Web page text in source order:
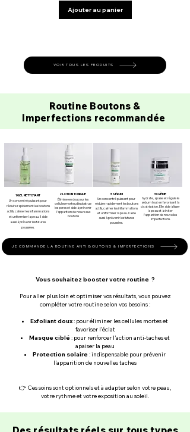
Ajouter au panier
VOIR TOUS LES PRODUITS
Routine Boutons &
Imperfections recommandée
1.GEL NETTOYANT
Un concentré puissant pour
réduire rapidement les boutons
actifs, calmer les inflammations
et uniformiser la peau. Il aide
aussi à prévenir les futures
poussées.
2.LOTION TONIQUE
Élimine en douceur les
cellules mortes,désobstrue
les pores et aide à prévenir
l'apparition de nouveaux
boutons
3. SÉRUM
Un concentré puissant pour
réduire rapidement les boutons
actifs, calmer les inflammations
et uniformiser la peau. Il aide
aussi à prévenir les futures
poussées.
3.CRÈME
hydrate, apaise et régule le
sébum tout en favorisant la
cicatrisation. Elle aide à lisser
la peau et à éviter
l’apparition de nouvelles
imperfections.
JE COMMANDE LA ROUTINE ANTI BOUTONS & IMPERFECTIONS
Vous souhaitez booster votre routine ?
Pour aller plus loin et optimiser vos résultats, vous pouvez
compléter votre routine selon vos besoins :
Exfoliant doux: pour éliminer les cellules mortes et
favoriser l’éclat
Masque ciblé : pour renforcer l’action anti-taches et
apaiser la peau
Protection solaire : indispensable pour prévenir
l’apparition de nouvelles taches
👉 Ces soins sont optionnels et à adapter selon votre peau,
votre rythme et votre exposition au soleil.